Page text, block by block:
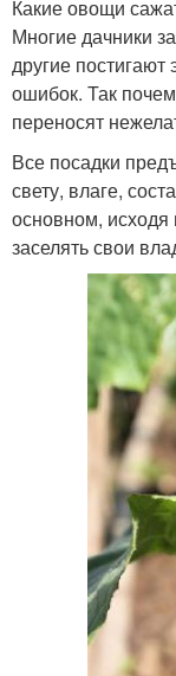
Какие овощи
Многие дачники
другие
ошибок. Так
переносят
Все посадки
свету, влаге,
основном, исходя
заселять свои